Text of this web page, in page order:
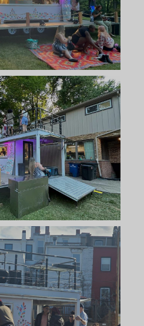
Čeština
Slovenščina
Dansk
Hrvatski
Српски језик
Norsk nynorsk
Maori
Eesti
Български
Nederlands (België)
हिन्दी
Norsk bokmål
Slovenčina
Svenska